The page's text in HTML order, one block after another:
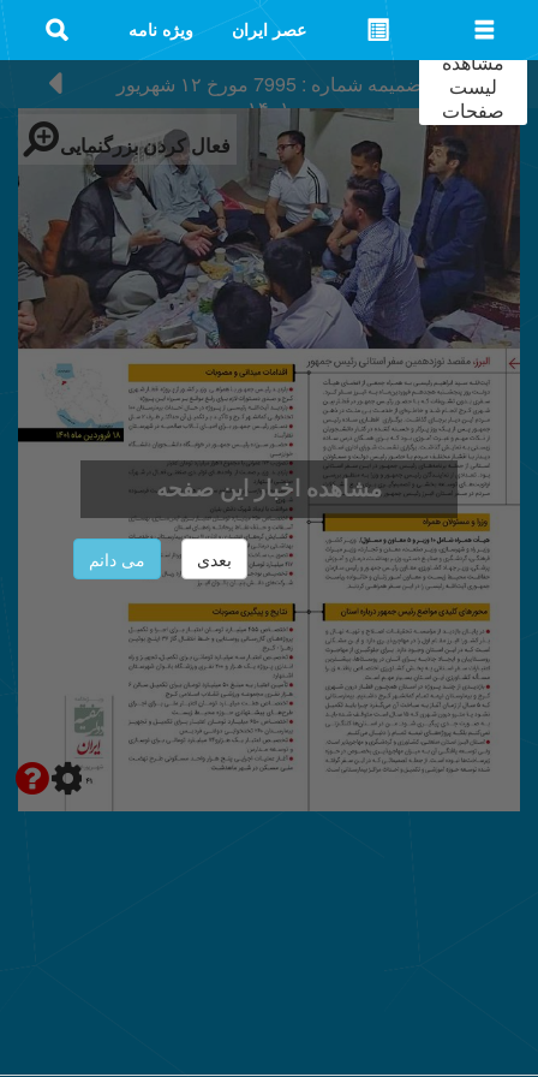
عصر ایران ویژه نامه
ضمیمه شماره : 7995 مورخ
۱۲ شهریور
۱۴۰۱
فعال کردن بزرگنمایی
مشاهده اخبار این صفحه
مشاهده
لیست
صفحات
بعدی می دانم